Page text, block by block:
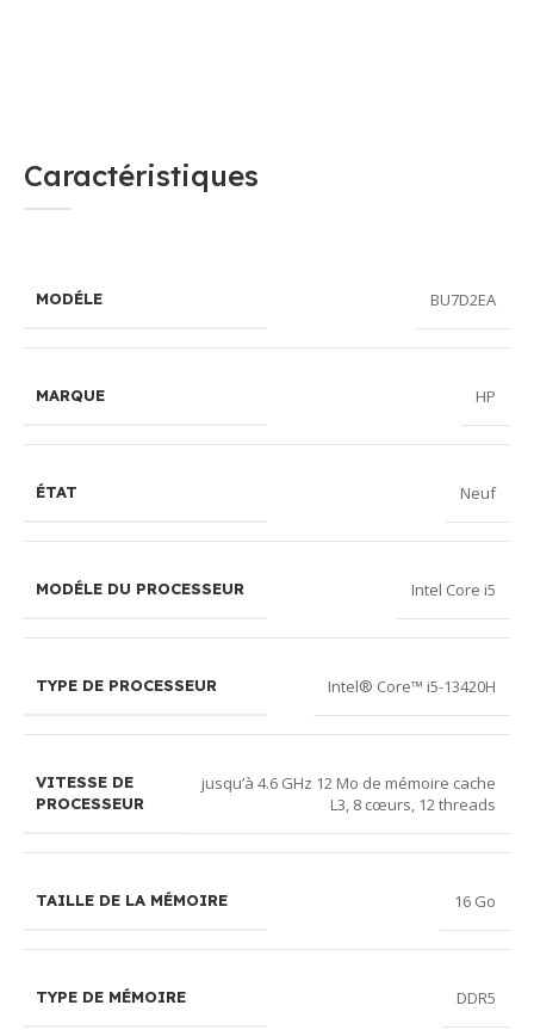
Caractéristiques
MODÉLE BU7D2EA
MARQUE HP
ÉTAT Neuf
MODÉLE DU PROCESSEUR Intel Core i5
TYPE DE PROCESSEUR Intel® Core™ i5-13420H
VITESSE DE
PROCESSEUR
jusqu’à 4.6 GHz 12 Mo de mémoire cache
L3, 8 cœurs, 12 threads
TAILLE DE LA MÉMOIRE 16 Go
TYPE DE MÉMOIRE DDR5